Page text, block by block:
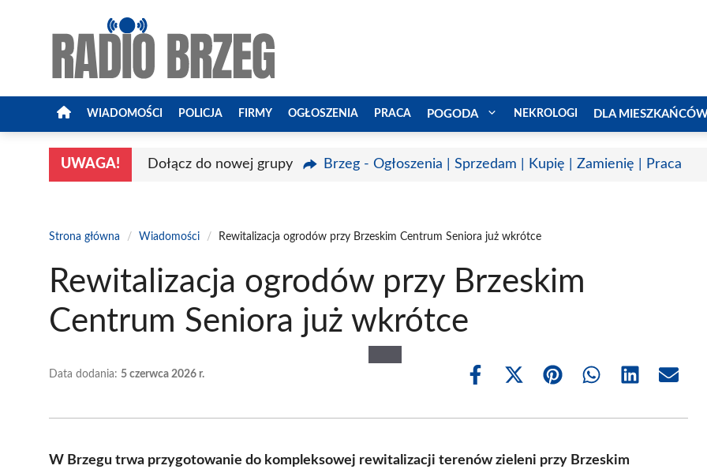
WIADOMOŚCI POLICJA FIRMY OGŁOSZENIA PRACA POGODA NEKROLOGI DLA
UWAGA! Dołącz do nowej grupy Brzeg - Ogłoszenia | Sprzedam | Kupię | Zamienię | Praca
Strona główna / Wiadomości / Rewitalizacja ogrodów przy Brzeskim Centrum Seniora już wkrótce
Rewitalizacja ogrodów przy Brzeskim
Centrum Seniora już wkrótce
Data dodania: 5 czerwca 2026 r.
Share
Share
(Twitter)
Share Share Share Share
W Brzegu trwa przygotowanie do kompleksowej rewitalizacji terenów zieleni przy Brzeskim